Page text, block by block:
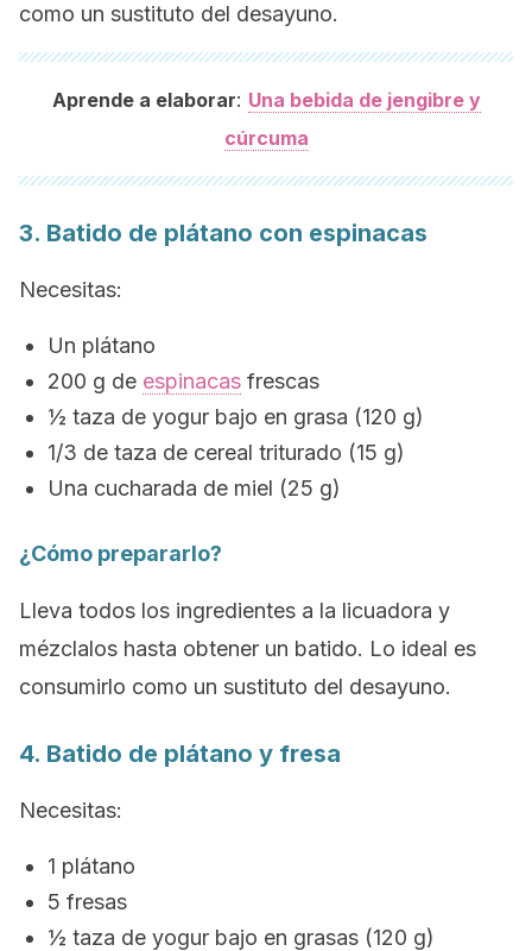
como un sustituto del desayuno.
Aprende a elaborar: Una bebida de jengibre y
cúrcuma
3. Batido de plátano con espinacas
Necesitas:
Un plátano
200 g de espinacas frescas
½ taza de yogur bajo en grasa (120 g)
1/3 de taza de cereal triturado (15 g)
Una cucharada de miel (25 g)
¿Cómo prepararlo?
Lleva todos los ingredientes a la licuadora y
mézclalos hasta obtener un batido. Lo ideal es
consumirlo como un sustituto del desayuno.
4. Batido de plátano y fresa
Necesitas:
1 plátano
5 fresas
½ taza de yogur bajo en grasas (120 g)